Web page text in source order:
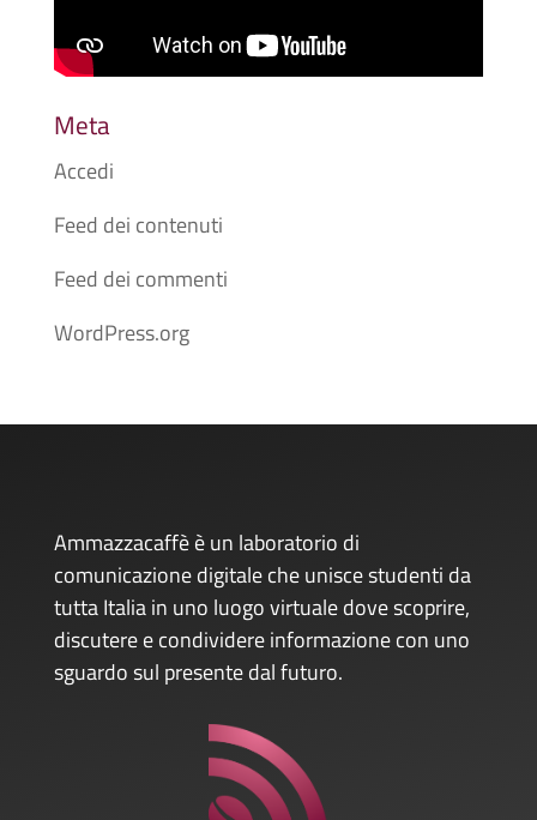
Meta
Accedi
Feed dei contenuti
Feed dei commenti
WordPress.org
Ammazzacaffè è un laboratorio di
comunicazione digitale che unisce studenti da
tutta Italia in uno luogo virtuale dove scoprire,
discutere e condividere informazione con uno
sguardo sul presente dal futuro.